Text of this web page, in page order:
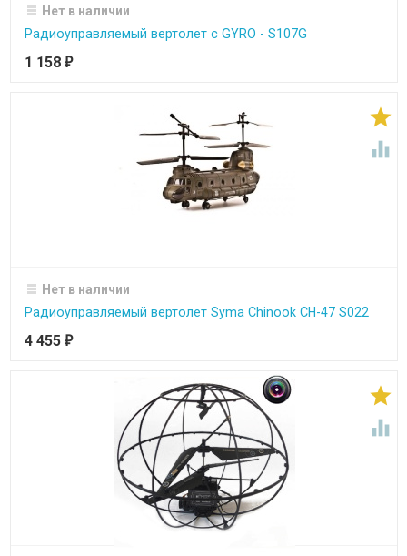
Нет в наличии
Радиоуправляемый вертолет c GYRO - S107G
1 158 ₽


Нет в наличии
Радиоуправляемый вертолет Syma Chinook CH-47 S022
4 455 ₽

